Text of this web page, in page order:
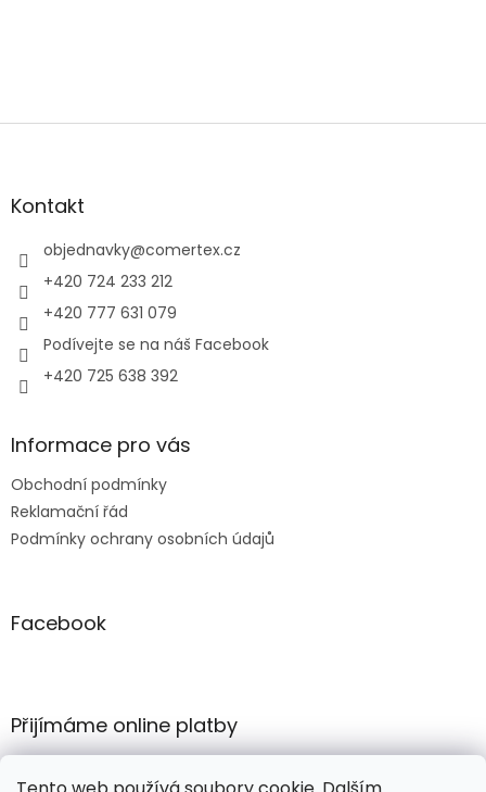
Z
aKontakt
objednavky@comertex.cz
+420 724 233 212
+420 777 631 079
Podívejte se na náš Facebook
+420 725 638 392
Informace pro vás
Obchodní podmínky
Reklamační řád
Podmínky ochrany osobních údajů
Facebook
Přijímáme online platby